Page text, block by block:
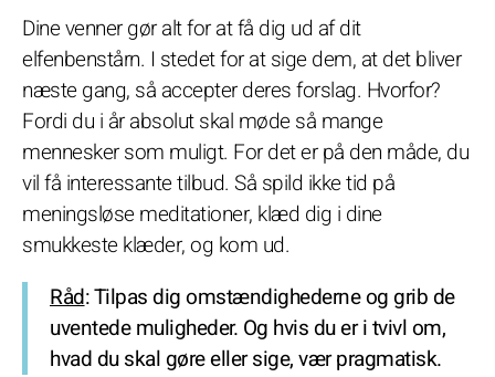
Dine venner gør alt for at få dig ud af dit
elfenbenstårn. I stedet for at sige dem, at det bliver
næste gang, så accepter deres forslag. Hvorfor?
Fordi du i år absolut skal møde så mange
mennesker som muligt. For det er på den måde, du
vil få interessante tilbud. Så spild ikke tid på
meningsløse meditationer, klæd dig i dine
smukkeste klæder, og kom ud.
Råd: Tilpas dig omstændighederne og grib de
uventede muligheder. Og hvis du er i tvivl om,
hvad du skal gøre eller sige, vær pragmatisk.